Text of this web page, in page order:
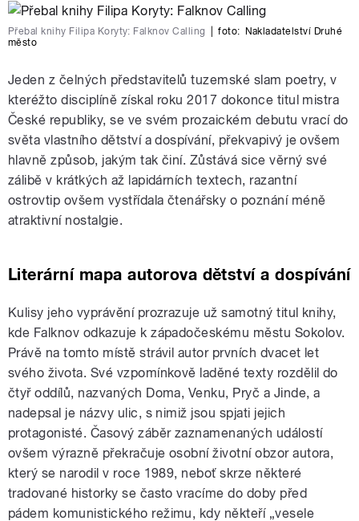
Přebal knihy Filipa Koryty: Falknov Calling foto:
Nakladatelství Druhé
město
Jeden z čelných představitelů tuzemské slam poetry, v
kteréžto disciplíně získal roku 2017 dokonce titul mistra
České republiky, se ve svém prozaickém debutu vrací do
světa vlastního dětství a dospívání, překvapivý je ovšem
hlavně způsob, jakým tak činí. Zůstává sice věrný své
zálibě v krátkých až lapidárních textech, razantní
ostrovtip ovšem vystřídala čtenářsky o poznání méně
atraktivní nostalgie.
Literární mapa autorova dětství a dospívání
Kulisy jeho vyprávění prozrazuje už samotný titul knihy,
kde Falknov odkazuje k západočeskému městu Sokolov.
Právě na tomto místě strávil autor prvních dvacet let
svého života. Své vzpomínkově laděné texty rozdělil do
čtyř oddílů, nazvaných Doma, Venku, Pryč a Jinde, a
nadepsal je názvy ulic, s nimiž jsou spjati jejich
protagonisté. Časový záběr zaznamenaných událostí
ovšem výrazně překračuje osobní životní obzor autora,
který se narodil v roce 1989, neboť skrze některé
tradované historky se často vracíme do doby před
pádem komunistického režimu, kdy někteří „vesele